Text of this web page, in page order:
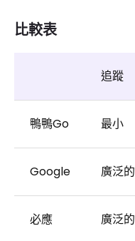
比較表
追蹤
鴨鴨Go 最小
Google 廣泛的
必應 廣泛的